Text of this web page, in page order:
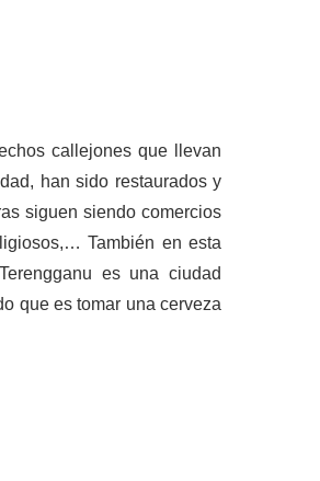
callejones que llevan
han sido restaurados y
siguen siendo comercios
También en esta
es una ciudad
que es tomar una cerveza